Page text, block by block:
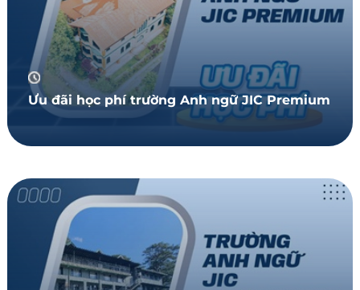
Ưu đãi học phí trường Anh ngữ JIC Premium